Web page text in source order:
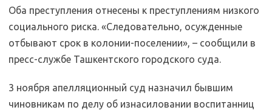
Оба преступления отнесены к преступлениям низкого
социального риска. «Следовательно, осужденные
отбывают срок в колонии-поселении», – сообщили в
пресс-службе Ташкентского городского суда.
3 ноября апелляционный суд назначил бывшим
чиновникам по делу об изнасиловании воспитанниц